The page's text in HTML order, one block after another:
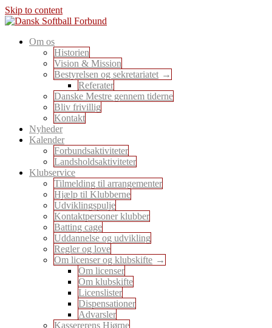
Skip to content
Dansk Softball Forbund
En sport for alle
Om os
Historien
Vision & Mission
Bestyrelsen og sekretariatet
Referater
Danske Mestre gennem tiderne
Bliv frivillig
Kontakt
Nyheder
Kalender
Forbundsaktiviteter
Landsholdsaktiviteter
Klubservice
Tilmelding til arrangementer
Hjælp til Klubberne
Udviklingspulje
Kontaktpersoner klubber
Batting cage
Uddannelse og udvikling
Regler og love
Om licenser og klubskifte
Om licenser
Om klubskifte
Licenslister
Dispensationer
Advarsler
Kassererens Hjørne